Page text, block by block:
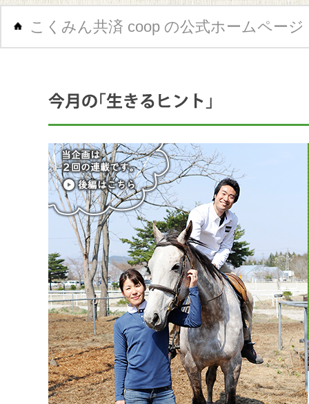
こくみん共済 coop の公式ホームページ